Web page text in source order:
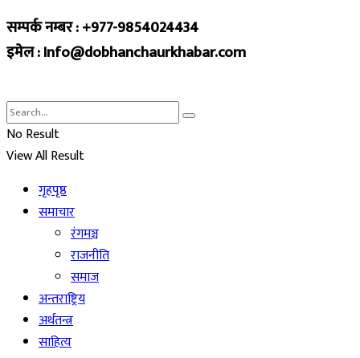
सम्पर्क नम्बर : +977-9854024434
इमेल : Info@dobhanchaurkhabar.com
No Result
View All Result
गृहपृष्ठ
समाचार
रंगमञ्च
राजनीति
समाज
अन्तराष्ट्रिय
अर्थतन्त्र
साहित्य